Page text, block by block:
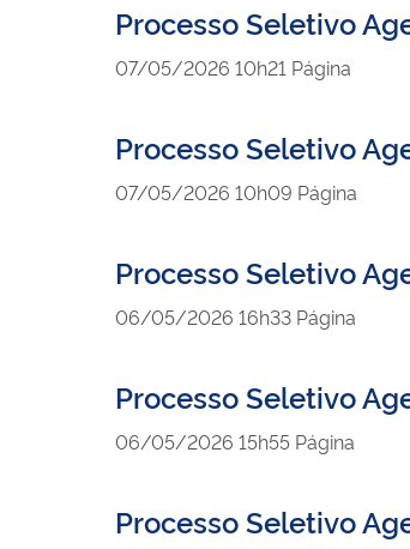
Processo Seletivo
publicado
07/05/2026 10h21 Página
Processo Seletivo
publicado
07/05/2026 10h09 Página
Processo Seletivo
publicado
06/05/2026 16h33 Página
Processo Seletivo
publicado
06/05/2026 15h55 Página
Processo Seletivo